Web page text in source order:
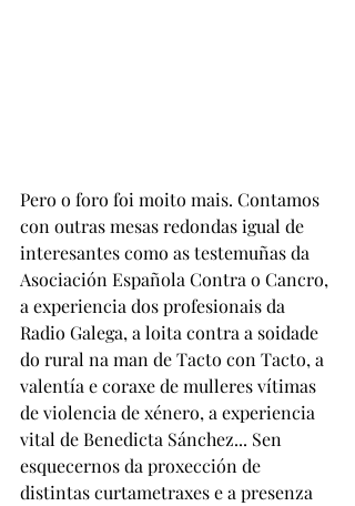
Pero o foro foi moito mais. Contamos
con outras mesas redondas igual de
interesantes como as testemuñas da
Asociación Española Contra o Cancro,
a experiencia dos profesionais da
Radio Galega, a loita contra a soidade
do rural na man de Tacto con Tacto, a
valentía e coraxe de mulleres vítimas
de violencia de xénero, a experiencia
vital de Benedicta Sánchez... Sen
esquecernos da proxección de
distintas curtametraxes e a presenza